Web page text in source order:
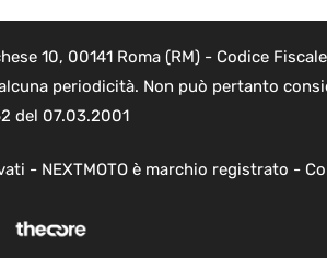
10, 00141 Roma (RM) - Codice
periodicità. Non può pertanto
del 07.03.2001
- NEXTMOTO è marchio registrato -